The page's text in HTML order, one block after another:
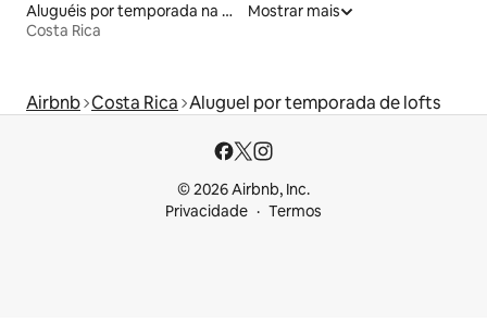
Aluguéis por temporada na orla
Costa Rica
Mostrar mais
Airbnb Costa Rica Aluguel por temporada de lofts
© 2026 Airbnb, Inc.
Privacidade
Termos